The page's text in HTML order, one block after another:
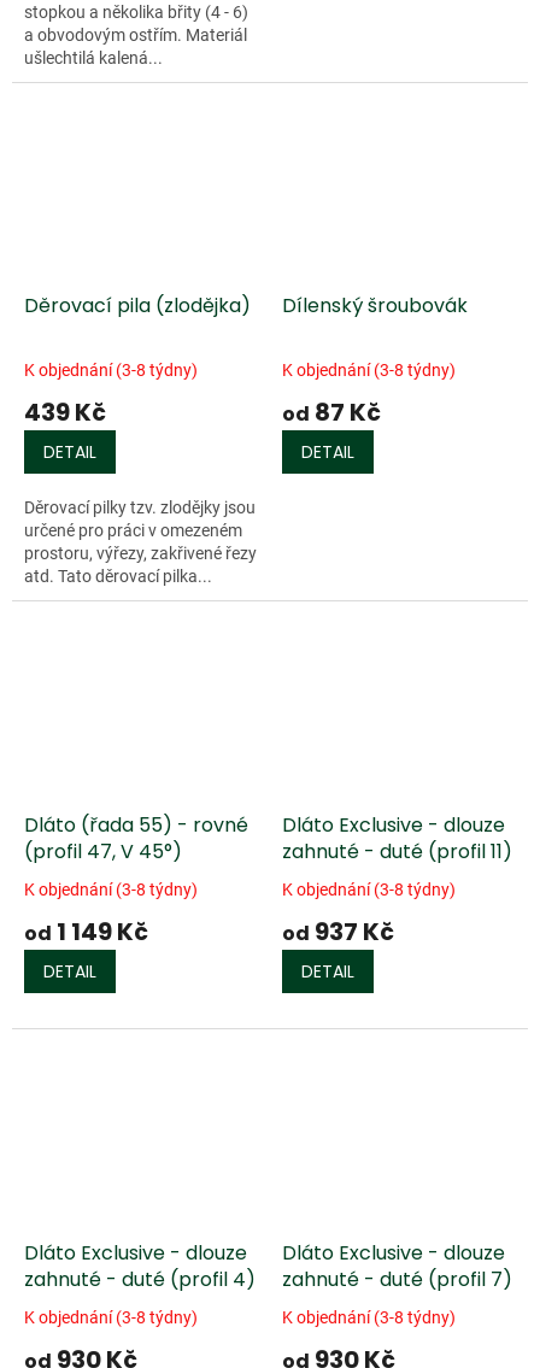
stopkou a několika břity (4 - 6)
a obvodovým ostřím. Materiál
ušlechtilá kalená...
Děrovací pila (zlodějka)
K objednání (3-8 týdny)
439 Kč
DETAIL
Děrovací pilky tzv. zlodějky jsou
určené pro práci v omezeném
prostoru, výřezy, zakřivené řezy
atd. Tato děrovací pilka...
Dílenský šroubovák
K objednání (3-8 týdny)
od 87 Kč
DETAIL
Dláto (řada 55) - rovné
(profil 47, V 45°)
K objednání (3-8 týdny)
od 1 149 Kč
DETAIL
Dláto Exclusive - dlouze
zahnuté - duté (profil 11)
K objednání (3-8 týdny)
od 937 Kč
DETAIL
Dláto Exclusive - dlouze
zahnuté - duté (profil 4)
K objednání (3-8 týdny)
od 930 Kč
Dláto Exclusive - dlouze
zahnuté - duté (profil 7)
K objednání (3-8 týdny)
od 930 Kč